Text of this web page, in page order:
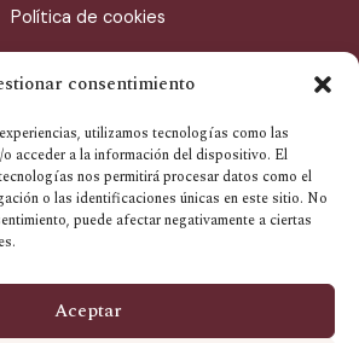
consentimiento
utilizamos tecnologías como las
o acceder a la información del dispositivo. El
nos permitirá procesar datos como el
o las identificaciones únicas en este sitio. No
puede afectar negativamente a ciertas
Aceptar
Política de cookies
Política de privacidad
de compra
CONTACTO